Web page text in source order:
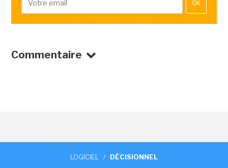
OK
Commentaire
LOGICIEL / DÉCISIONNEL